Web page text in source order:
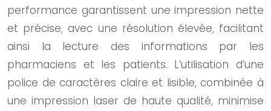
performance garantissent une impression nette
et précise, avec une résolution élevée, facilitant
ainsi la lecture des informations par les
pharmaciens et les patients. L’utilisation d’une
police de caractères claire et lisible, combinée à
une impression laser de haute qualité, minimise